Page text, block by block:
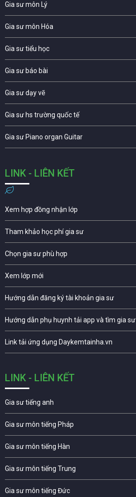
Gia sư môn Lý
Gia sư môn Hóa
Gia sư tiểu học
Gia sư báo bài
Gia sư dạy vẽ
Gia sư hs trường quốc tế
Gia sư Piano organ Guitar
LINK - LIÊN KẾT
Xem hợp đồng nhận lớp
Tham khảo học phí gia sư
Chọn gia sư phù hợp
Xem lớp mới
Hướng dẫn đăng ký tài khoản gia sư
Hướng dẫn phụ huynh tải app và tìm gia sư
Link tải ứng dụng Daykemtainha.vn
LINK - LIÊN KẾT
Gia sư tiếng anh
Gia sư môn tiếng Pháp
Gia sư môn tiếng Hàn
Gia sư môn tiếng Trung
Gia sư môn tiếng Đức